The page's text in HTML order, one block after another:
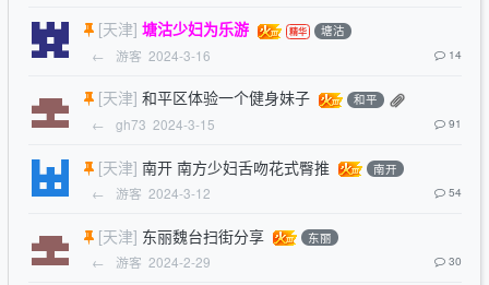
[天津] 塘沽少妇为乐游 塘沽
← 游客 2024-3-16 14
[天津] 和平区体验一个健身妹子 和平
← gh73 2024-3-15 91
[天津] 南开 南方少妇舌吻花式臀推 南开
← 游客 2024-3-12 54
[天津] 东丽魏台扫街分享 东丽
← 游客 2024-2-29 30